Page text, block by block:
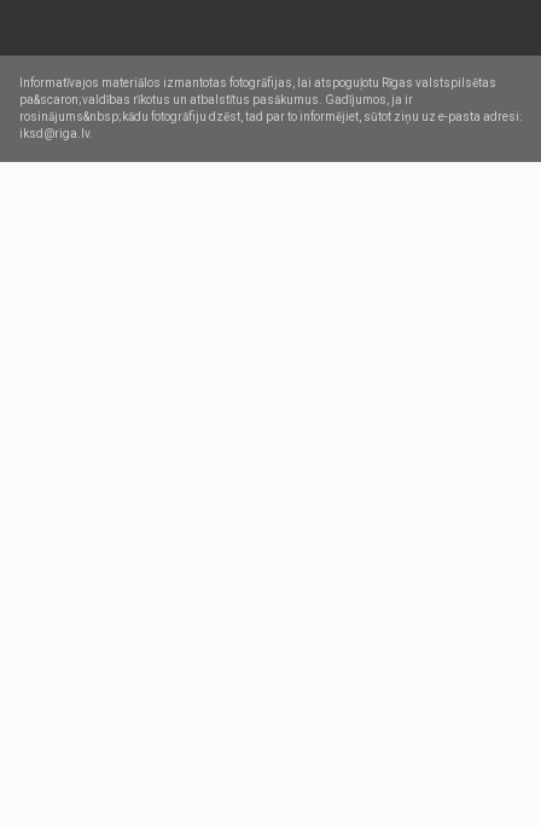
Informatīvajos materiālos izmantotas fotogrāfijas, lai atspoguļotu Rīgas valstspilsētas
pa&scaron;valdības rīkotus un atbalstītus pasākumus. Gadījumos, ja ir
rosinājums&nbsp;kādu fotogrāfiju dzēst, tad par to informējiet, sūtot ziņu uz e-pasta adresi:
iksd@riga.lv.